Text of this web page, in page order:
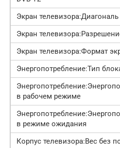
Экран телевизора:Диагональ
Экран
Экран телевизора:Формат
Энергопотребление:Тип
в рабочем режиме
в режиме ожидания
Корпус телевизора:Вес без